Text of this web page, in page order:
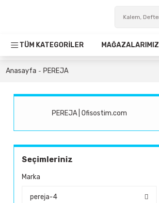
TÜM KATEGORİLER MAĞAZALARIMIZ
Anasayfa PEREJA
PEREJA | Ofisostim.com
Seçimleriniz
Marka
pereja-4